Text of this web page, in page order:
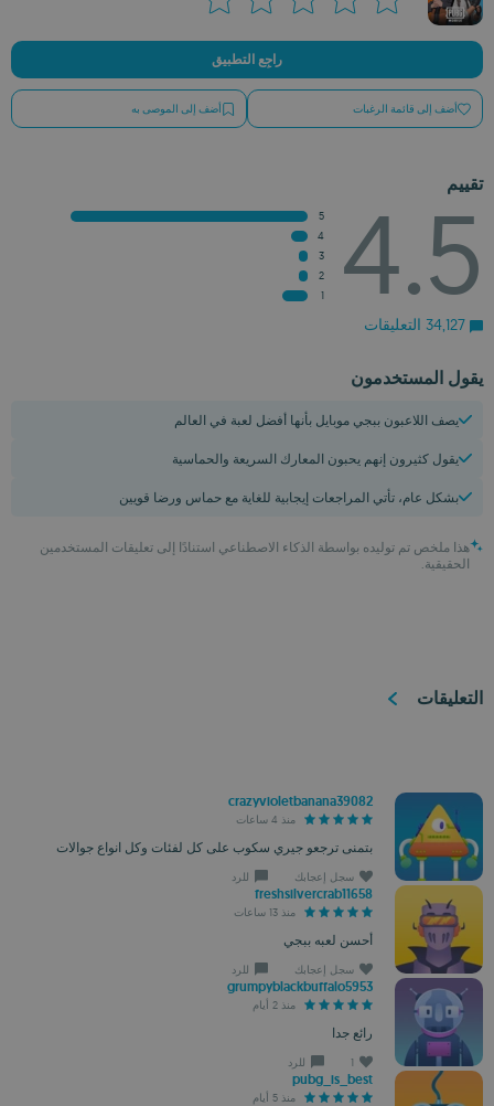
راجِع التطبيق
أضف إلى قائمة الرغبات أضف إلى الموصى به
تقييم
4.5
5
4
3
2
1
يقول المستخدمون
يصف اللاعبون ببجي موبايل بأنها أفضل لعبة في العالم
يقول كثيرون إنهم يحبون المعارك السريعة والحماسية
بشكل عام، تأتي المراجعات إيجابية للغاية مع حماس ورضا قويين
هذا ملخص تم توليده بواسطة الذكاء الاصطناعي استنادًا إلى تعليقات المستخدمين
الحقيقية.
التعليقات
crazyvioletbanana39082
منذ 4 ساعات
بتمنى ترجعو جيري سكوب على كل لفئات وكل انواع جوالات
سجل إعجابك للرد
freshsilvercrab11658
منذ 13 ساعات
أحسن لعبه ببجي
سجل إعجابك للرد
grumpyblackbuffalo5953
منذ 2 أيام
رائع جدا
1 للرد
pubg_is_best
منذ 5 أيام